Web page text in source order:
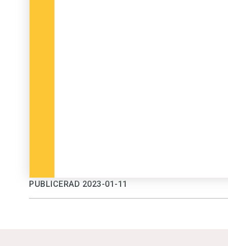
PUBLICERAD 2023-01-11